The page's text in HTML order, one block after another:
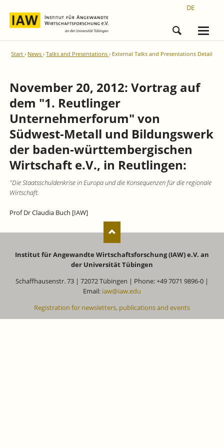
DE
Start News Talks and Presentations External Talks and Presentations Detail
November 20, 2012: Vortrag auf
dem "1. Reutlinger
Unternehmerforum" von
Südwest-Metall und Bildungswerk
der baden-württembergischen
Wirtschaft e.V., in Reutlingen:
"Die Staatsschuldenkrise in Europa und die Konsequenzen für die regionale
Wirtschaft.
Prof Dr Claudia Buch [IAW]
Institut für Angewandte Wirtschaftsforschung (IAW) e.V. an
der Universität Tübingen
Schaffhausenstr. 73 | 72072 Tübingen | Phone: +49 7071 9896-0 |
Email: iaw@iaw.edu
Registration for newsletters, publications and events